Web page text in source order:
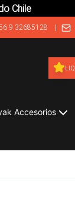
Chile
9 32685128 |
Accesorios